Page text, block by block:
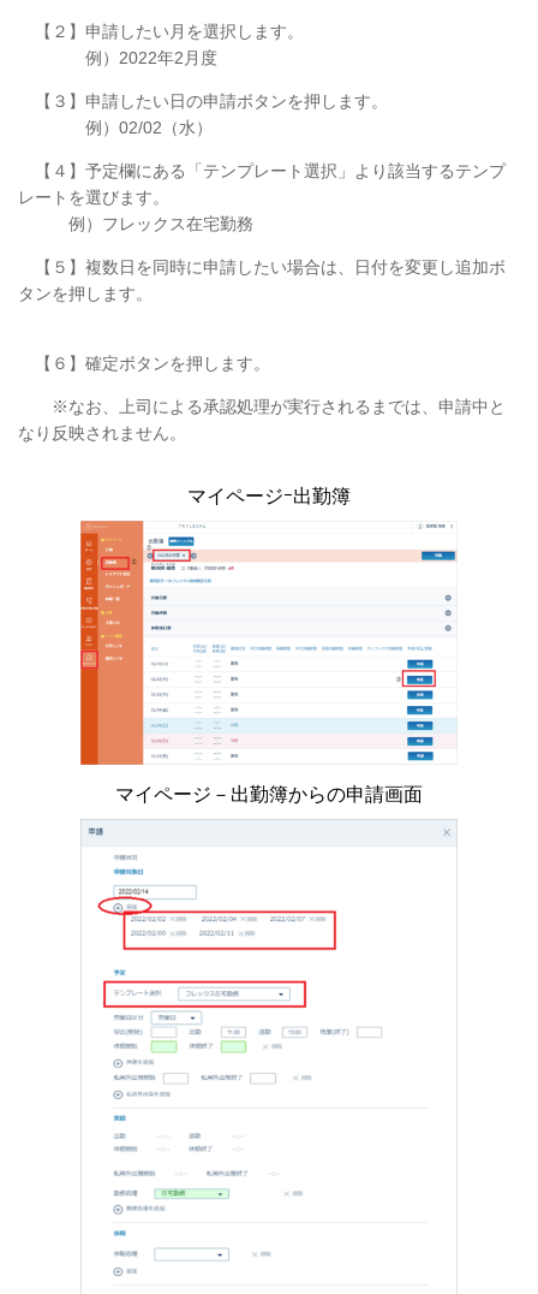
【２】申請したい月を選択します。
例）2022年2月度
【３】申請したい日の申請ボタンを押します。
例）02/02（水）
【４】予定欄にある「テンプレート選択」より該当するテンプ
レートを選びます。
例）フレックス在宅勤務
【５】複数日を同時に申請したい場合は、日付を変更し追加ボ
タンを押します。
【６】確定ボタンを押します。
※なお、上司による承認処理が実行されるまでは、申請中と
なり反映されません。
マイページｰ出勤簿
マイページ－出勤簿からの申請画面